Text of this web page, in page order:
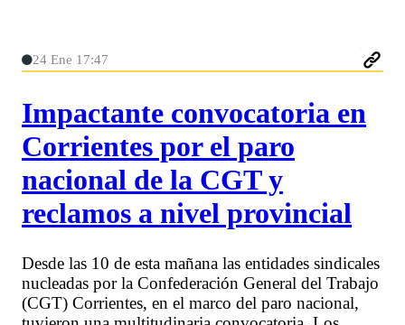
24 Ene 17:47
Impactante convocatoria en
Corrientes por el paro
nacional de la CGT y
reclamos a nivel provincial
Desde las 10 de esta mañana las entidades sindicales
nucleadas por la Confederación General del Trabajo
(CGT) Corrientes, en el marco del paro nacional,